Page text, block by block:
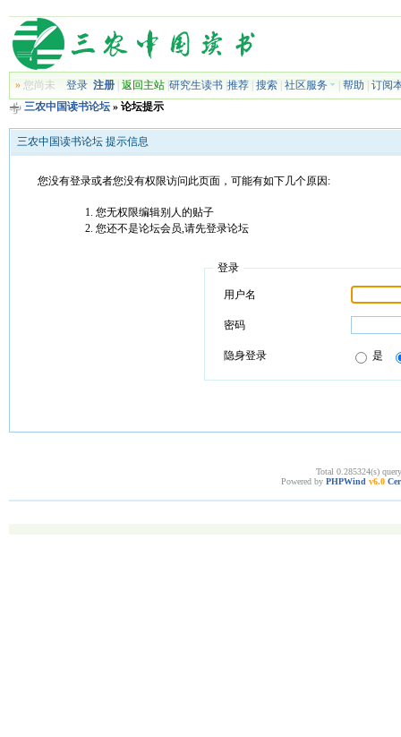
»您尚未 登录 注册| 返回主站| 研究生读书| 推荐| 搜索| 社区服务 帮助
订阅
三农中国读书论坛» 论坛提示
三农中国读书论坛 提示信息
您没有登录或者您没有权限访问此页面，可能有如下几个原因:
您无权限编辑别人的贴子
您还不是论坛会员,请先登录论坛
登录
用户名
密码
隐身登录 是
Total 0.285324(s)
Powered by PHPWind v6.0